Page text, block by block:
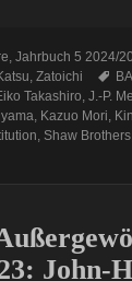
,Jahrbuch 5 2024/
Zatoichi
Takashiro ,J.-P.
Kazuo Mori
Shaw Brothers
John-